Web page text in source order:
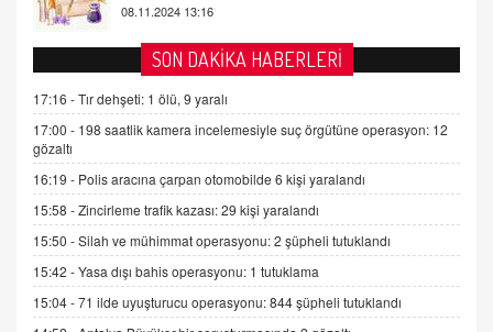
AV. DOĞAN CAN DOĞAN
Kişisel verilerin korunması ve dijital hukukun
gelişimi
15.09.2025 16:17
SEHER EREK
Kış Ayları Geldi, Hangi Önlemler Alınmalı?
9.12.2025 10:11
İNCİ GÜL AKÖL
Trump Keşke Adana'yı da Ziyaret Etse...
06.07.2026 13:00
SON DAKİKA HABERLERİ
17:16 -Tır dehşeti: 1 ölü, 9 yaralı
17:00 - 198 saatlik kamera incelemesiyle suç örgütüne operasyon: 12
gözaltı
16:19 - Polis aracına çarpan otomobilde 6 kişi yaralandı
15:58 -Zincirleme trafik kazası: 29 kişi yaralandı
15:50 -Silah ve mühimmat operasyonu: 2 şüpheli tutuklandı
15:42 -Yasa dışı bahis operasyonu: 1 tutuklama
15:04 -71 ilde uyuşturucu operasyonu: 844 şüpheli tutuklandı